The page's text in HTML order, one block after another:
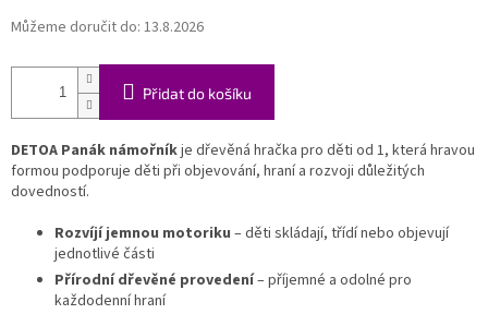
Můžeme doručit do: 13.8.2026
Přidat do košíku
DETOA Panák námořníkje dřevěná hračka pro děti od 1, která hravou
formou podporuje děti při objevování, hraní a rozvoji důležitých
dovedností.
Rozvíjí jemnou motoriku – děti skládají, třídí nebo objevují
jednotlivé části
Přírodní dřevěné provedení– příjemné a odolné pro
každodenní hraní